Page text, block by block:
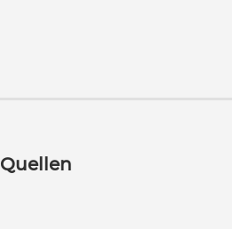
Quellen